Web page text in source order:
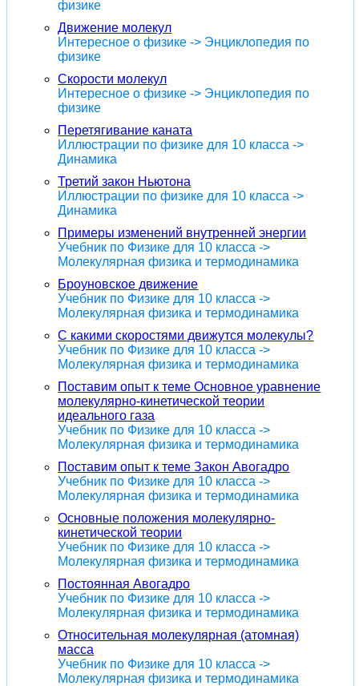
физике
Движение молекул
Интересное о физике -> Энциклопедия по
физике
Скорости молекул
Интересное о физике -> Энциклопедия по
физике
Перетягивание каната
Иллюстрации по физике для 10 класса ->
Динамика
Третий закон Ньютона
Иллюстрации по физике для 10 класса ->
Динамика
Примеры изменений внутренней энергии
Учебник по Физике для 10 класса ->
Молекулярная физика и термодинамика
Броуновское движение
Учебник по Физике для 10 класса ->
Молекулярная физика и термодинамика
С какими скоростями движутся молекулы?
Учебник по Физике для 10 класса ->
Молекулярная физика и термодинамика
Поставим опыт к теме Основное уравнение
молекулярно-кинетической теории
идеального газа
Учебник по Физике для 10 класса ->
Молекулярная физика и термодинамика
Поставим опыт к теме Закон Авогадро
Учебник по Физике для 10 класса ->
Молекулярная физика и термодинамика
Основные положения молекулярно-
кинетической теории
Учебник по Физике для 10 класса ->
Молекулярная физика и термодинамика
Постоянная Авогадро
Учебник по Физике для 10 класса ->
Молекулярная физика и термодинамика
Относительная молекулярная (атомная)
масса
Учебник по Физике для 10 класса ->
Молекулярная физика и термодинамика